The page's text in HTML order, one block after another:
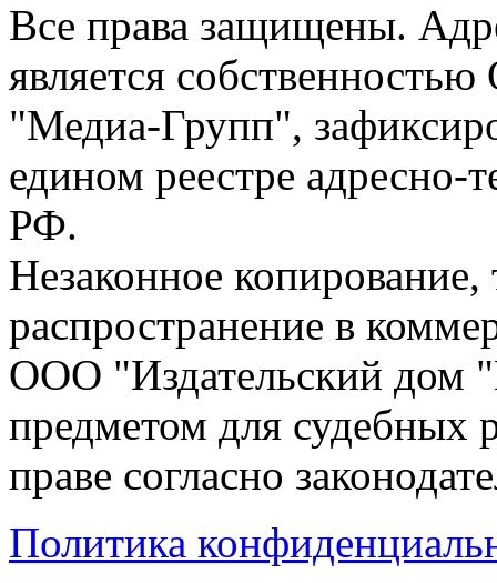
Все права защищены.
является
"Медиа-Групп",
едином реестре адресно-
РФ.
Незаконное
распространение в
ООО "Издательский дом
предметом для судебных
праве согласно
Политика